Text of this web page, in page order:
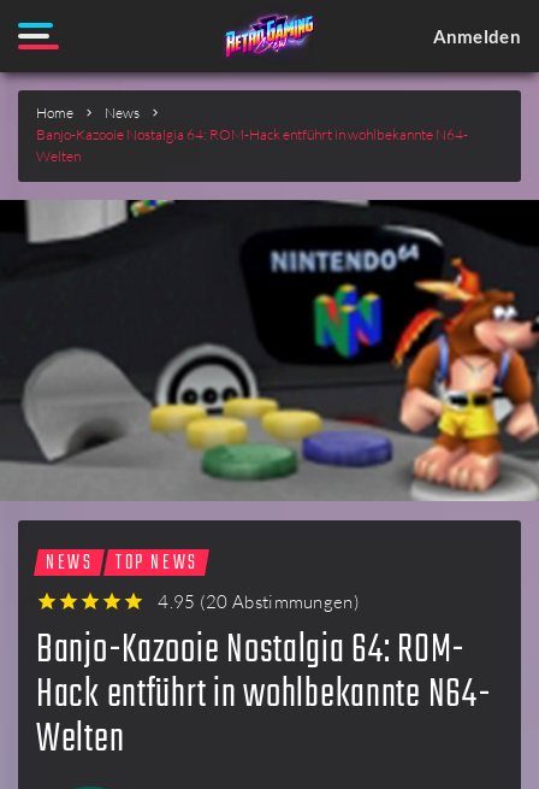
Anmelden
Home
News
Banjo-Kazooie Nostalgia 64: ROM-Hack entführt in wohlbekannte N64-
Welten
NEWS TOP NEWS
4.95 (20 Abstimmungen)
Banjo-Kazooie Nostalgia 64: ROM-
Hack entführt in wohlbekannte N64-
Welten